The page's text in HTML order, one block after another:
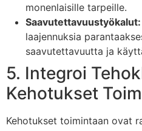
monenlaisille tarpeille.
Saavutettavuustyökalut:
laajennuksia
saavutettavuutta ja
5. Integroi
Kehotukset
Kehotukset toimintaan ovat